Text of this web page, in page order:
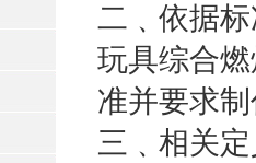
二﹑依据
玩具综合燃
准并要求
三﹑相关